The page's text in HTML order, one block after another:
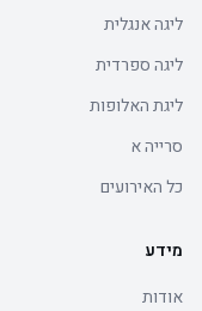
ליגה אנגלית
ליגה ספרדית
ליגת האלופות
סרייה א
כל האירועים
מידע
אודות